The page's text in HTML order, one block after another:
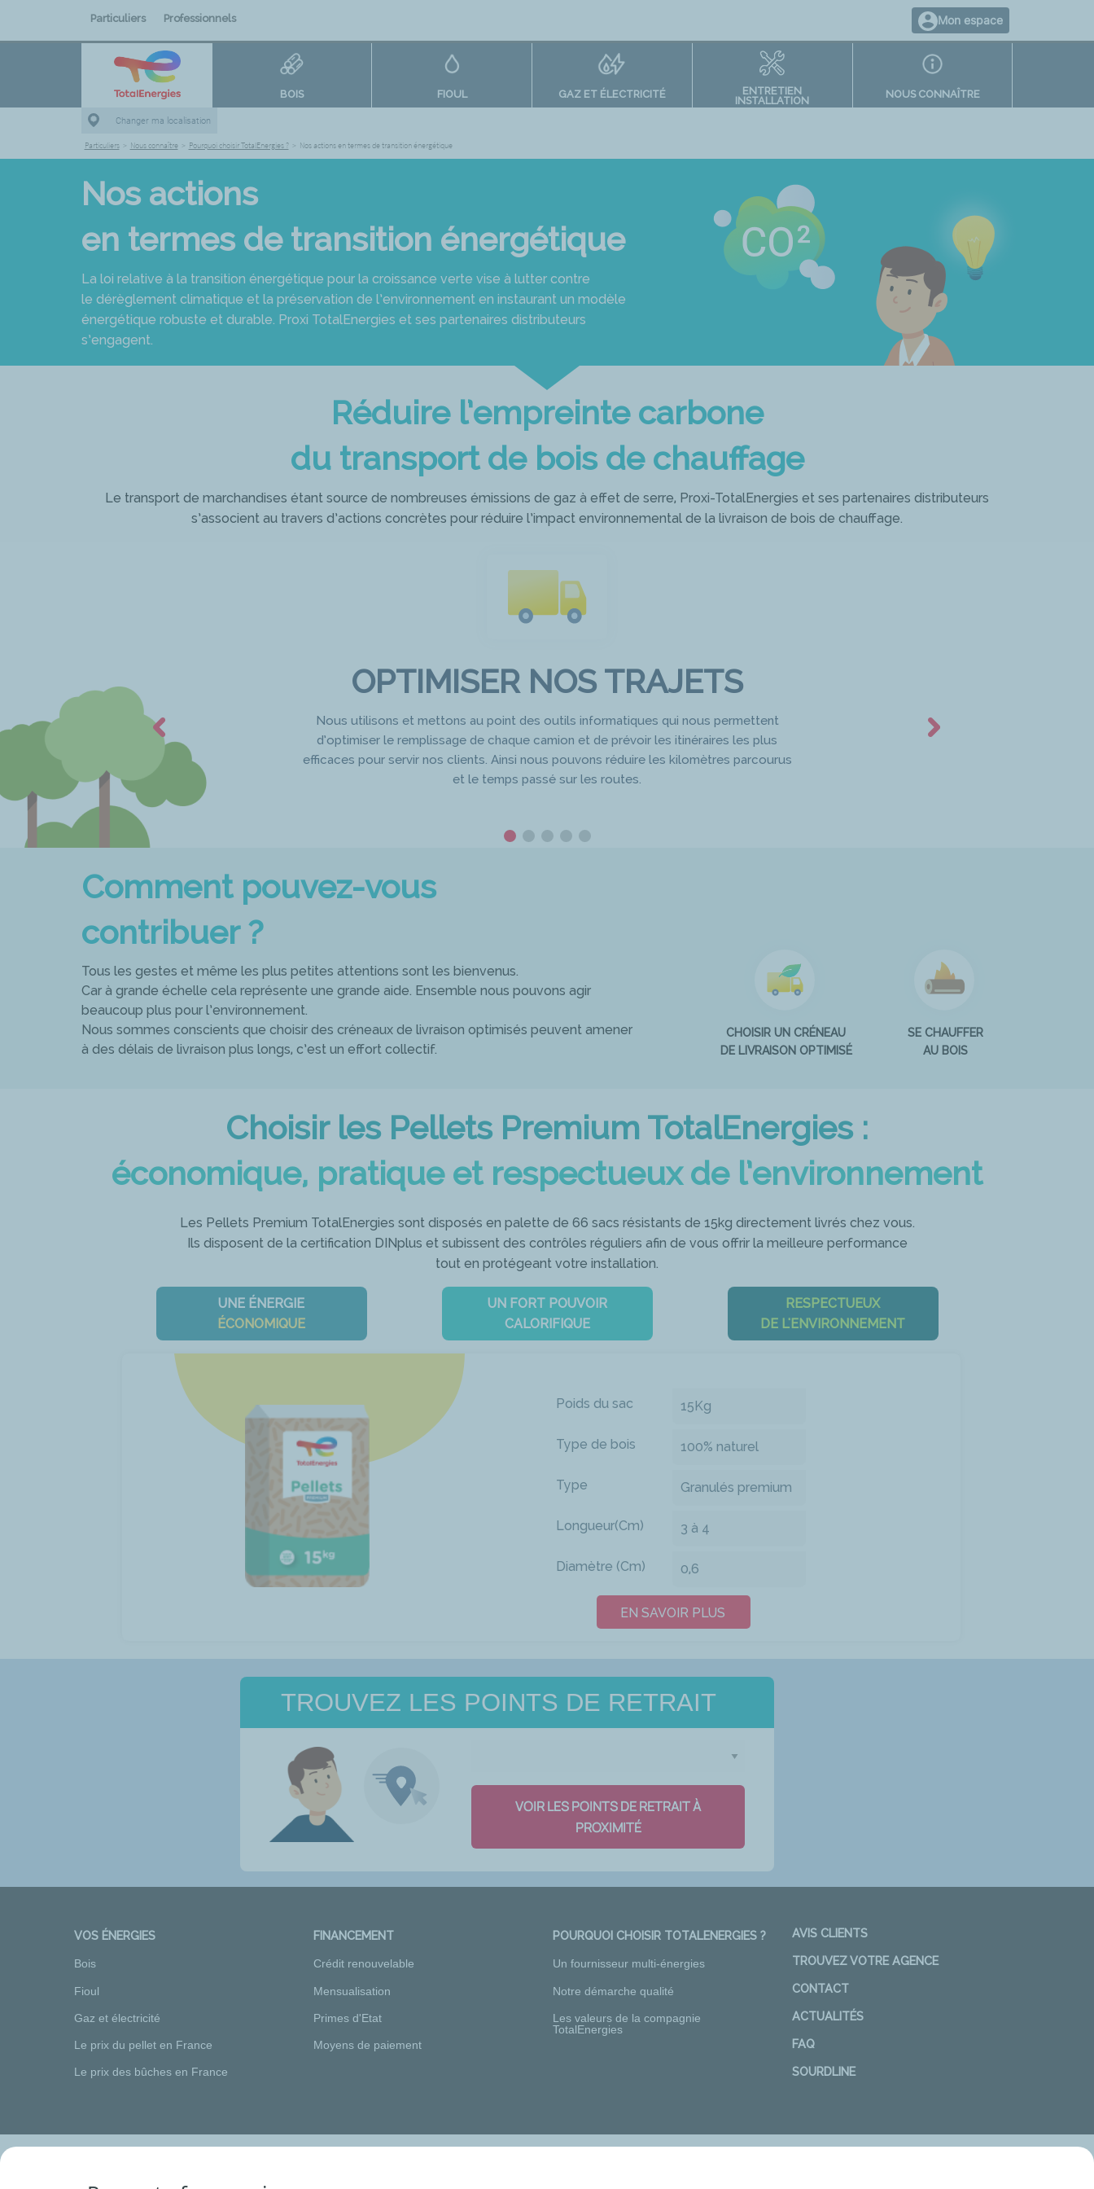
Particuliers Professionnels Mon espace
BOIS FIOUL GAZ ET ÉLECTRICITÉ
ENTRETIEN
INSTALLATION
NOUS CONNAÎTRE
Changer ma localisation
Particuliers > Nous connaître > Pourquoi choisir TotalEnergies ? > Nos actions en termes de transition énergétique
Nos actions
en termes de transition énergétique
La loi relative à la transition énergétique pour la croissance verte vise à lutter contre
le dérèglement climatique et la préservation de l’environnement en instaurant un modèle
énergétique robuste et durable. Proxi TotalEnergies et ses partenaires distributeurs
s’engagent.
Réduire l’empreinte carbone
du transport de bois de chauffage
Le transport de marchandises étant source de nombreuses émissions de gaz à effet de serre, Proxi-TotalEnergies et ses partenaires distributeurs
s’associent au travers d’actions concrètes pour réduire l’impact environnemental de la livraison de bois de chauffage.
OPTIMISER NOS TRAJETS
Nous utilisons et mettons au point des outils informatiques qui nous permettent
d’optimiser le remplissage de chaque camion et de prévoir les itinéraires les plus
efficaces pour servir nos clients. Ainsi nous pouvons réduire les kilomètres parcourus
et le temps passé sur les routes.
Comment pouvez-vous
contribuer ?
Tous les gestes et même les plus petites attentions sont les bienvenus.
Car à grande échelle cela représente une grande aide. Ensemble nous pouvons agir
beaucoup plus pour l’environnement.
Nous sommes conscients que choisir des créneaux de livraison optimisés peuvent amener
à des délais de livraison plus longs, c’est un effort collectif.
CHOISIR UN CRÉNEAU
DE LIVRAISON OPTIMISÉ
SE CHAUFFER
AU BOIS
Choisir les Pellets Premium TotalEnergies :
économique, pratique et respectueux de l’environnement
Les Pellets Premium TotalEnergies sont disposés en palette de 66 sacs résistants de 15kg directement livrés chez vous.
Ils disposent de la certification DINplus et subissent des contrôles réguliers afin de vous offrir la meilleure performance
tout en protégeant votre installation.
UNE ÉNERGIE
ÉCONOMIQUE
UN FORT POUVOIR
CALORIFIQUE
RESPECTUEUX
DE L'ENVIRONNEMENT
Poids du sac 15Kg
Type de bois 100% naturel
Type Granulés premium
Longueur(Cm) 3 à 4
Diamètre (Cm) 0,6
EN SAVOIR PLUS
TROUVEZ LES POINTS DE RETRAIT
VOIR LES POINTS DE RETRAIT À
PROXIMITÉ
VOS ÉNERGIES
Bois
Fioul
Gaz et électricité
Le prix du pellet en France
Le prix des bûches en France
FINANCEMENT
Crédit renouvelable
Mensualisation
Primes d'Etat
Moyens de paiement
POURQUOI CHOISIR TOTALENERGIES ?
Un fournisseur multi-énergies
Notre démarche qualité
Les valeurs de la compagnie
TotalEnergies
AVIS CLIENTS
TROUVEZ VOTRE AGENCE
CONTACT
ACTUALITÉS
FAQ
SOURDLINE